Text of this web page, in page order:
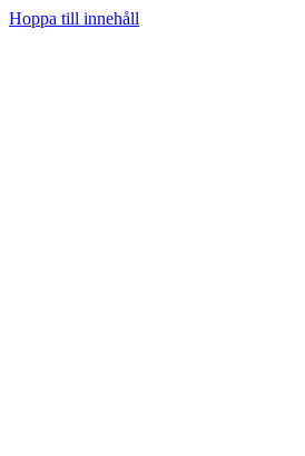
Hoppa till innehåll